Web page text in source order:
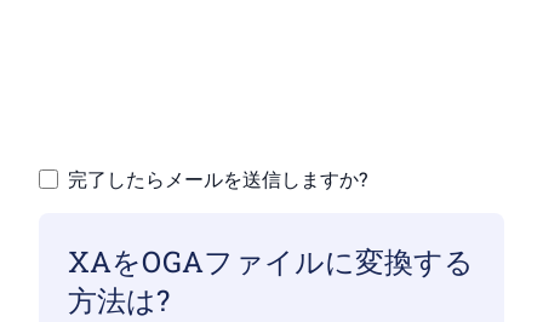
完了したらメールを送信しますか?
XAをOGAファイルに変換する
方法は?